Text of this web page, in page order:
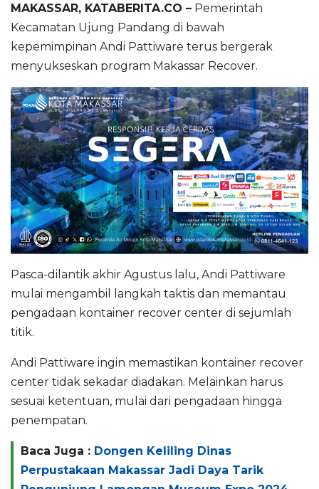
MAKASSAR, KATABERITA.CO – Pemerintah
Kecamatan Ujung Pandang di bawah
kepemimpinan Andi Pattiware terus bergerak
menyukseskan program Makassar Recover.
Pasca-dilantik akhir Agustus lalu, Andi Pattiware
mulai mengambil langkah taktis dan memantau
pengadaan kontainer recover center di sejumlah
titik.
Andi Pattiware ingin memastikan kontainer recover
center tidak sekadar diadakan. Melainkan harus
sesuai ketentuan, mulai dari pengadaan hingga
penempatan.
Baca Juga : Dongen Keliling Dinas
Perpustakaan Makassar Jadi Daya Tarik